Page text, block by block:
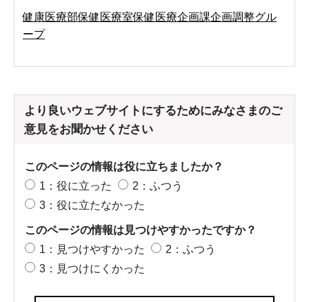
健康医療部保健医療室保健医療企画課企画調整グル
ープ
より良いウェブサイトにするためにみなさまのご
意見をお聞かせください
このページの情報は役に立ちましたか？
1：役に立った
2：ふつう
3：役に立たなかった
このページの情報は見つけやすかったですか？
1：見つけやすかった
2：ふつう
3：見つけにくかった